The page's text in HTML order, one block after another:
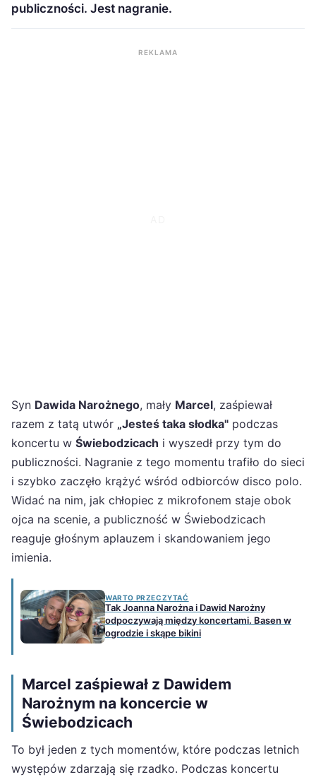
publiczności. Jest nagranie.
REKLAMA
Syn Dawida Narożnego, mały Marcel, zaśpiewał
razem z tatą utwór „Jesteś taka słodka" podczas
koncertu w Świebodzicach i wyszedł przy tym do
publiczności. Nagranie z tego momentu trafiło do sieci
i szybko zaczęło krążyć wśród odbiorców disco polo.
Widać na nim, jak chłopiec z mikrofonem staje obok
ojca na scenie, a publiczność w Świebodzicach
reaguje głośnym aplauzem i skandowaniem jego
imienia.
WARTO PRZECZYTAĆ
Tak Joanna Narożna i Dawid Narożny
odpoczywają między koncertami. Basen w
ogrodzie i skąpe bikini
Marcel zaśpiewał z Dawidem
Narożnym na koncercie w
Świebodzicach
To był jeden z tych momentów, które podczas letnich
występów zdarzają się rzadko. Podczas koncertu